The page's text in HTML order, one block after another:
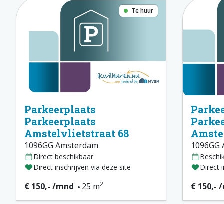
Te huur
Parkeerplaats
Parkeerplaats
Amstelvlietstraat 68
1096GG Amsterdam
Direct beschikbaar
Direct inschrijven via deze site
€ 150,- /mnd 25 m2
Direct
€ 150,-